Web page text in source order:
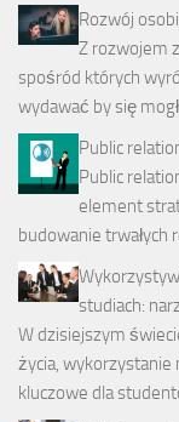
Rozwój
Z rozwojem
spośród których
wydawać by się
Public
Public
element
budowanie trwałych
studiach:
W dzisiejszym
życia, wykorzystanie
kluczowe dla